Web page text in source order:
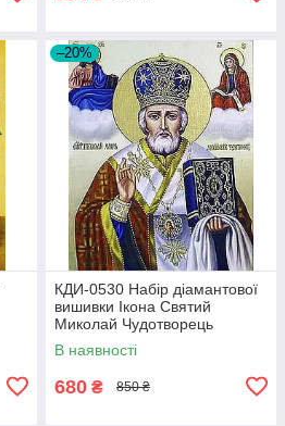
–20%
КДИ-0530 Набір діамантової
вишивки Ікона Святий
Миколай Чудотворець
В наявності
680 ₴ 850 ₴